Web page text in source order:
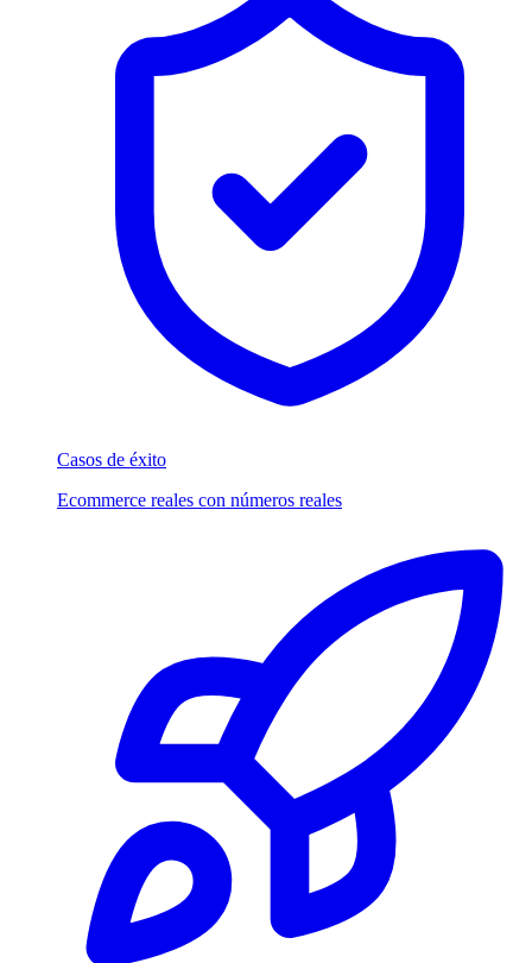
Casos de éxito
Ecommerce reales con números reales